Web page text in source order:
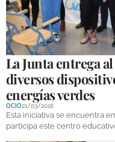
La Junta entrega
diversos
energías verdes
OCIO21/03/2018
Esta iniciativa se encuentra
participa este centro